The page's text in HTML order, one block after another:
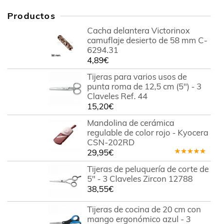
Productos
Cacha delantera Victorinox
camuflaje desierto de 58 mm C-
6294.31
4,89€
Tijeras para varios usos de
punta roma de 12,5 cm (5") - 3
Claveles Ref. 44
15,20€
Mandolina de cerámica
regulable de color rojo - Kyocera
CSN-202RD
Valorado
en5.00 de
5
29,95€
Tijeras de peluquería de corte de
5" - 3 Claveles Zircon 12788
38,55€
Tijeras de cocina de 20 cm con
mango ergonómico azul - 3